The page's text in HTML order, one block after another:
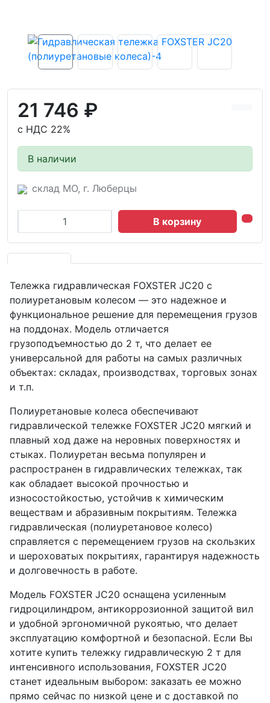
21 746 ₽
с НДС 22%
В наличии
склад МО, г. Люберцы
В корзину
Тележка гидравлическая FOXSTER JC20 с
полиуретановым колесом — это надежное и
функциональное решение для перемещения грузов
на поддонах. Модель отличается
грузоподъемностью до 2 т, что делает ее
универсальной для работы на самых различных
объектах: складах, производствах, торговых зонах
и т.п.
Полиуретановые колеса обеспечивают
гидравлической тележке FOXSTER JC20 мягкий и
плавный ход даже на неровных поверхностях и
стыках. Полиуретан весьма популярен и
распространен в гидравлических тележках, так
как обладает высокой прочностью и
износостойкостью, устойчив к химическим
веществам и абразивным покрытиям. Тележка
гидравлическая (полиуретановое колесо)
справляется с перемещением грузов на скользких
и шероховатых покрытиях, гарантируя надежность
и долговечность в работе.
Модель FOXSTER JC20 оснащена усиленным
гидроцилиндром, антикоррозионной защитой вил
и удобной эргономичной рукоятью, что делает
эксплуатацию комфортной и безопасной. Если Вы
хотите купить тележку гидравлическую 2 т для
интенсивного использования, FOXSTER JC20
станет идеальным выбором: заказать ее можно
прямо сейчас по низкой цене и с доставкой по